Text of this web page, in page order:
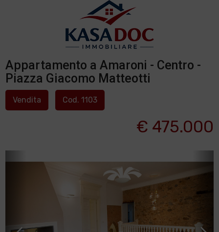
Appartamento a Amaroni - Centro -
Piazza Giacomo Matteotti
Vendita Cod. 1103
€ 475.000